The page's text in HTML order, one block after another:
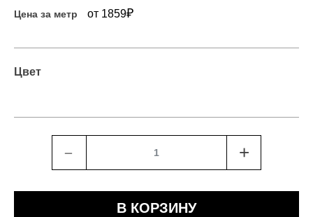
Цена за метр от 1859₽
Цвет
﹣ +
В КОРЗИНУ